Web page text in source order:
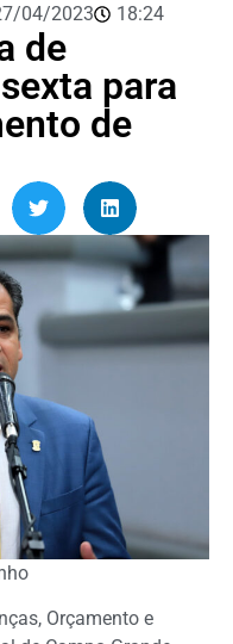
04/2023 18:24
de
para
de
Orçamento e